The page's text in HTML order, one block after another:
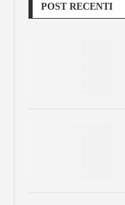
POST RECENTI